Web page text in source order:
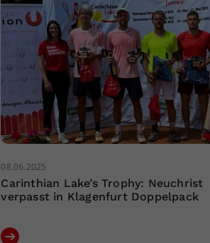
08.06.2025
Carinthian Lake’s Trophy: Neuchrist
verpasst in Klagenfurt Doppelpack